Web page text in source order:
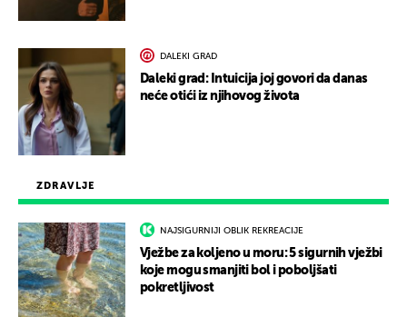
ZDRAVLJE
NAJSIGURNIJI OBLIK REKREACIJE
Vježbe za koljeno u moru: 5 sigurnih vježbi
koje mogu smanjiti bol i poboljšati
pokretljivost
DALEKI GRAD
Daleki grad: Intuicija joj govori da danas
neće otići iz njihovog života